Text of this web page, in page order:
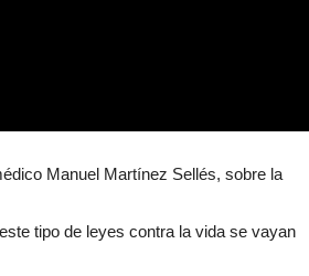
Manuel Martínez Sellés, sobre la
tipo de leyes contra la vida se vayan